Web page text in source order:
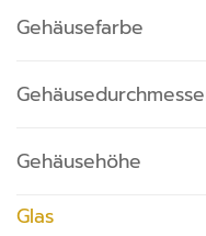
Gehäusefarbe
Gehäusehöhe
Glas